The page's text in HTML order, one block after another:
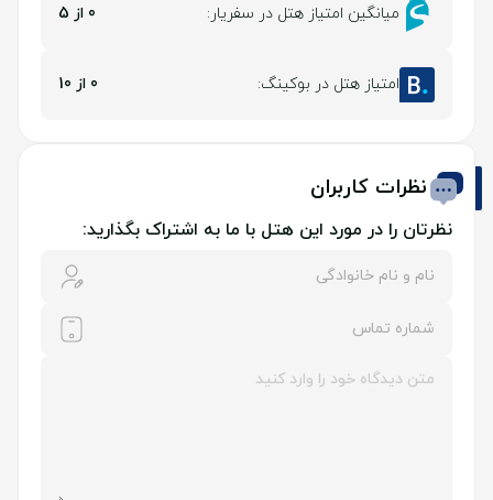
میانگین امتیاز هتل در سفریار: 0 از 5
امتیاز هتل در بوکینگ: 0 از 10
نظرات کاربران
نظرتان را در مورد این هتل با ما به اشتراک بگذارید: